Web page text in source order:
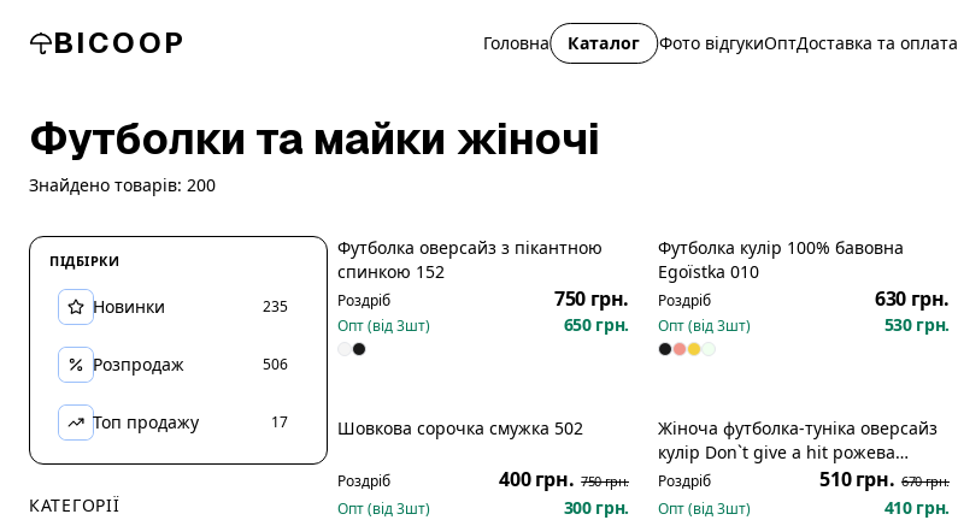
BICOOP Головна Каталог Фото відгукиОптДоставка та оплата
Футболки та майки жіночі
Знайдено товарів: 200
ПІДБІРКИ
Новинки 235
Розпродаж 506
Топ продажу 17
КАТЕГОРІЇ
Футболка оверсайз з пікантною
спинкою 152
Роздріб 750 грн.
Опт (від3шт) 650 грн.
Футболка кулір 100% бавовна
Egoїstka 010
Роздріб 630 грн.
Опт (від3шт) 530 грн.
Шовкова сорочка смужка 502
Роздріб 400 грн. 750 грн.
Опт (від3шт) 300 грн.
Розпродаж
Жіноча футболка-туніка оверсайз
кулір Don`t give a hit рожева
пантера 868
Роздріб 510 грн. 670 грн.
Опт (від3шт) 410 грн.